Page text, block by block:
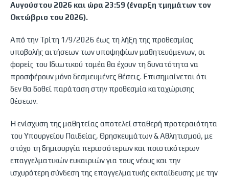
Αυγούστου 2026 και ώρα 23:59 (έναρξη τμημάτων τον
Οκτώβριο του 2026).
Από την Τρίτη 1/9/2026 έως τη λήξη της προθεσμίας
υποβολής αιτήσεων των υποψηφίων μαθητευόμενων, οι
φορείς του Ιδιωτικού τομέα θα έχουν τη δυνατότητα να
προσφέρουν μόνο δεσμευμένες θέσεις. Επισημαίνεται ότι
δεν θα δοθεί παράταση στην προθεσμία καταχώρισης
θέσεων.
Η ενίσχυση της μαθητείας αποτελεί σταθερή προτεραιότητα
του Υπουργείου Παιδείας, Θρησκευμάτων & Αθλητισμού, με
στόχο τη δημιουργία περισσότερων και ποιοτικότερων
επαγγελματικών ευκαιριών για τους νέους και την
ισχυρότερη σύνδεση της επαγγελματικής εκπαίδευσης με την